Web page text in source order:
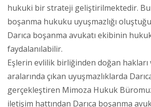
hukuki bir strateji geliştirilmektedir.
boşanma hukuku uyuşmazlığı
Darıca boşanma avukatı ekibinin
faydalanılabilir.
Eşlerin evlilik birliğinden doğan hakları
aralarında çıkan uyuşmazlıklarda
gerçekleştiren Mimoza Hukuk
iletişim hattından Darıca boşanma